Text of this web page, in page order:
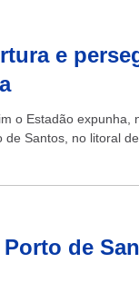
e
o Estadão
Santos, no litoral de
de